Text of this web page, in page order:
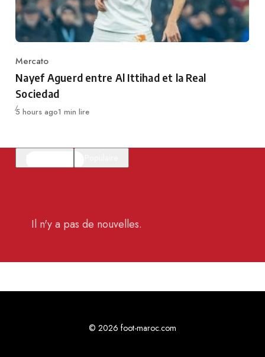
Category
Mercato
Nayef Aguerd entre Al Ittihad et la Real
Sociedad
Publié
5 hours ago1 min lire
Il n'y a pas de nouvelles.
© 2026 foot-maroc.com